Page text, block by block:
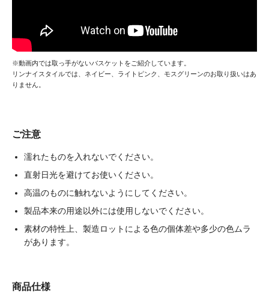
※動画内では取っ手がないバスケットをご紹介しています。
リンナイスタイルでは、ネイビー、ライトピンク、モスグリーンのお取り扱いはあ
りません。
ご注意
濡れたものを入れないでください。
直射日光を避けてお使いください。
高温のものに触れないようにしてください。
製品本来の用途以外には使用しないでください。
素材の特性上、製造ロットによる色の個体差や多少の色ムラ
があります。
商品仕様